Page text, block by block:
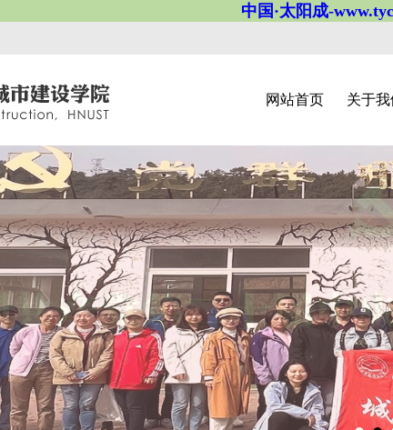
中国·太阳成-
网站首页 关于我